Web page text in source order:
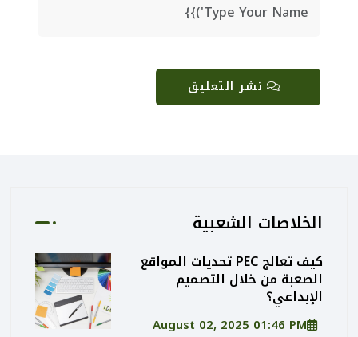
نشر التعليق
الخلاصات الشعبية
كيف تعالج PEC تحديات المواقع
الصعبة من خلال التصميم
الإبداعي؟
August 02, 2025 01:46 PM